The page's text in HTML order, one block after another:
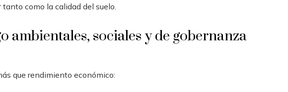
como la calidad del suelo.
ambientales, sociales y de gobernanza
que rendimiento económico: